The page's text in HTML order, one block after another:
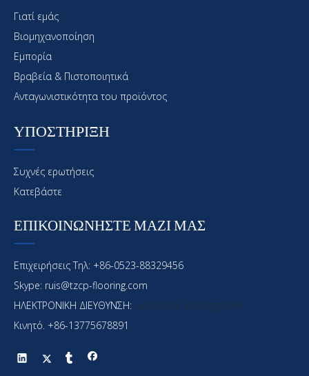
Γιατί εμάς
Βιομηχανοποίηση
Εμπορία
Βραβεία & Πιστοποιητικά
Ανταγωνιστικότητα του προϊόντος
ΥΠΟΣΤΗΡΙΞΗ
Συχνές ερωτήσεις
Κατεβάστε
ΕΠΙΚΟΙΝΩΝΗΣΤΕ ΜΑΖΙ ΜΑΣ
Επιχειρήσεις Τηλ: +86-0523-88329456
Skype: ruis@tzcp-flooring.com
ΗΛΕΚΤΡΟΝΙΚΗ ΔΙΕΥΘΥΝΣΗ: yu@qinhai-shipping.com
Κινητό. +86-13775678891